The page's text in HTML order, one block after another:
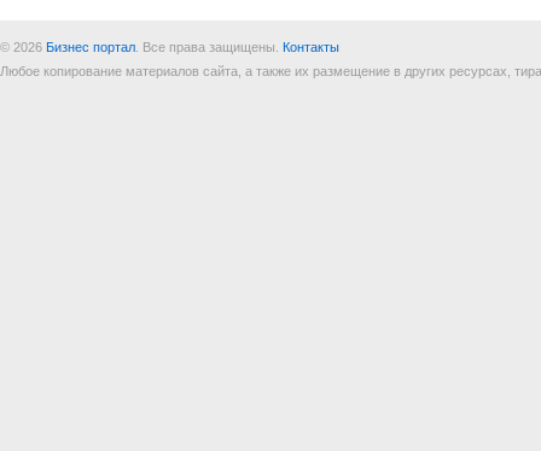
© 2026 Бизнес портал . Все права защищены. Контакты
Любое копирование материалов сайта, а также их размещение в других ресурсах,